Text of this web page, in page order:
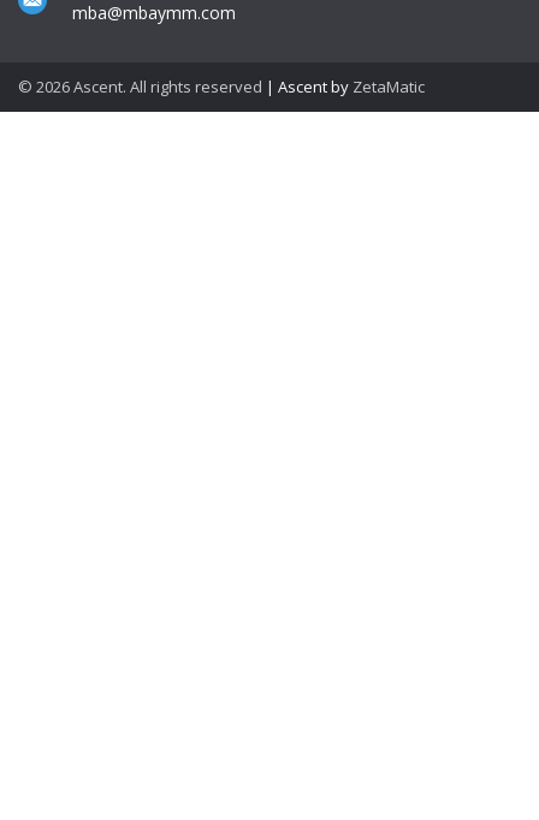
mba@mbaymm.com
© 2026 Ascent. All rights reserved | Ascent by ZetaMatic